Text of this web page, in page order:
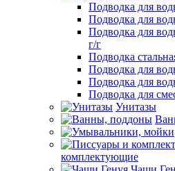
Подводка для
Подводка для
Подводка для
г/г
Подводка
Подводка для
Подводка для
Подводка для
Унитазы
комплектующие